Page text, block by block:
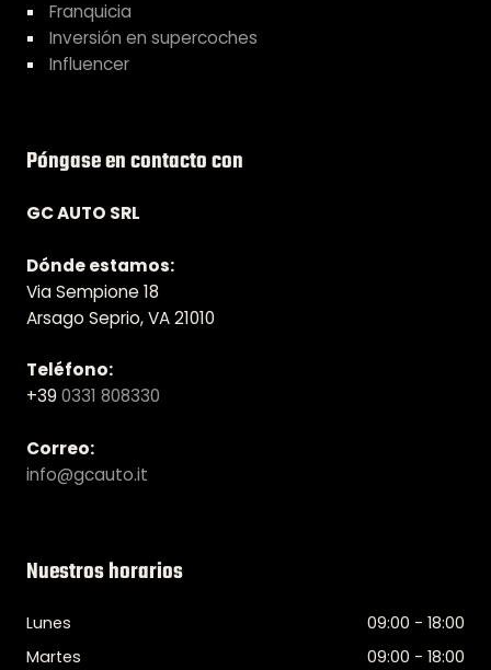
Franquicia
Inversión en supercoches
Influencer
Póngase en contacto con
GC AUTO SRL
Dónde estamos:
Via Sempione 18
Arsago Seprio, VA 21010
Teléfono:
+39 0331 808330
Correo:
info@gcauto.it
Nuestros horarios
Lunes
09:00 - 18:00
Martes
09:00 - 18:00